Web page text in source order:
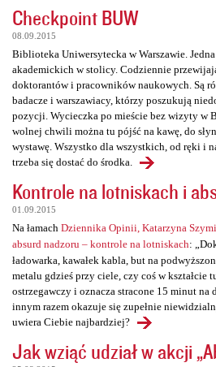
Checkpoint BUW
08.09.2015
Biblioteka Uniwersytecka w Warszawie.
akademickich w stolicy. Codziennie
doktorantów i pracowników naukowych. Są
badacze i warszawiacy, którzy poszukują
pozycji. Wycieczka po mieście bez wizyty w
wolnej chwili można tu pójść na kawę, do
wystawę. Wszystko dla wszystkich, od ręki i
trzeba się dostać do środka.
Kontrole na lotniskach i
01.09.2015
Na łamach Dziennika Opinii, Katarzyna
absurd nadzoru – kontrole na lotniskach:
ładowarka, kawałek kabla, but na
metalu gdzieś przy ciele, czy coś w kształcie
ostrzegawczy i oznacza stracone 15 minut na
innym razem okazuje się zupełnie
uwiera Ciebie najbardziej?
Jak wziąć udział w akcji